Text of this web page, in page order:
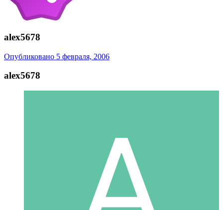
alex5678
Опубликовано 5 февраля, 2006
alex5678